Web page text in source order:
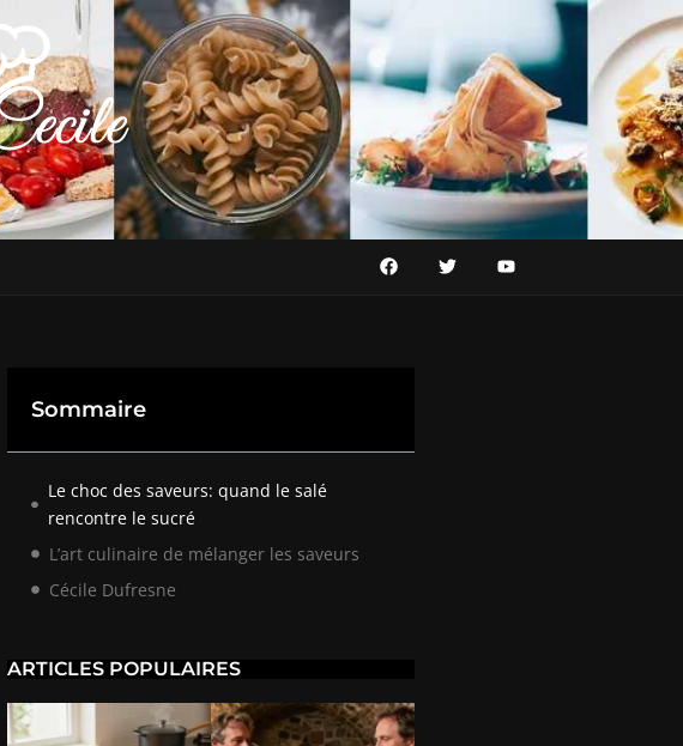
Sommaire
Le choc des saveurs: quand le salé
rencontre le sucré
L’art culinaire de mélanger les saveurs
Cécile Dufresne
ARTICLES POPULAIRES